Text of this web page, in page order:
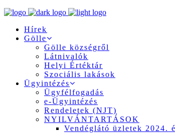
Hírek
Gölle
Gölle községről
Látnivalók
Helyi Értéktár
Szociális lakások
Ügyintézés
Ügyfélfogadás
e-Ügyintézés
Rendeletek (NJT)
NYILVÁNTARTÁSOK
Vendéglátó üzletek 2024.